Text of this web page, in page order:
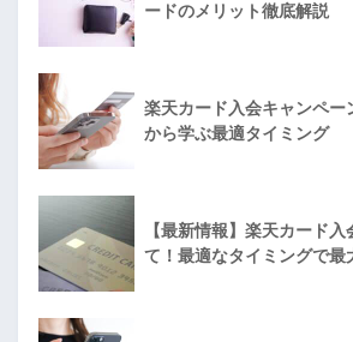
ードのメリット徹底解説
楽天カード入会キャンペー
から学ぶ最適タイミング
【最新情報】楽天カード
て！最適なタイミングで最